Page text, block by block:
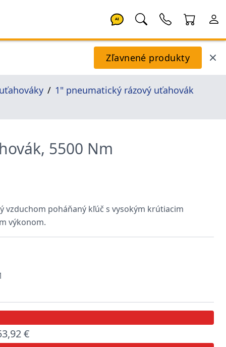
AI
Zľavnené produkty
1" pneumatický rázový uťahovák
5500 Nm
vzduchom poháňaný kľúč s vysokým krútiacim
výkonom.
€